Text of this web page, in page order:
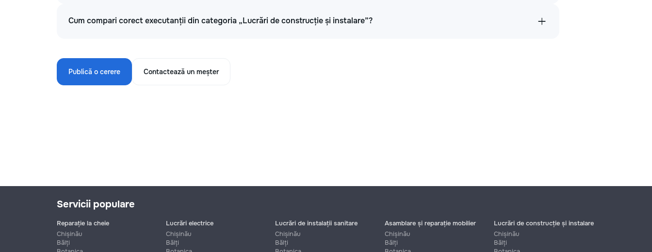
Cum compari corect executanții din categoria „Lucrări de construcție și instalare”?
Publică o cerere Contactează un meșter
Servicii populare
Reparație la cheie
Chișinău
Bălți
Lucrări electrice
Chișinău
Bălți
Lucrări de instalații sanitare
Chișinău
Bălți
Asamblare și reparație mobilier
Chișinău
Bălți
Lucrări de construcție și instalare
Chișinău
Bălți